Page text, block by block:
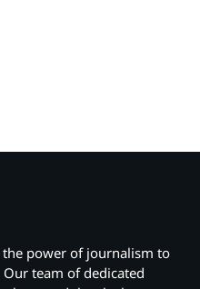
the power of journalism to
team of dedicated